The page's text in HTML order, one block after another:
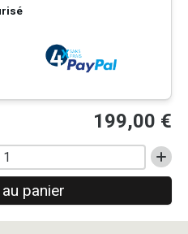
199,00 €
panier